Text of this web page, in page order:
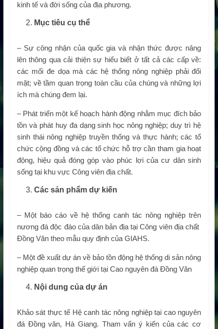
kinh tế và đời sống của địa phương.
Mục tiêu cụ thể
– Sự công nhận của quốc gia và nhận thức được nâng
lên thông qua cải thiện sự hiểu biết ở tất cả các cấp về:
các mối đe dọa mà các hệ thống nông nghiệp phải đối
mặt; về tầm quan trọng toàn cầu của chúng và những lợi
ích mà chúng đem lại.
– Phát triển một kế hoạch hành động nhằm mục đích bảo
tồn và phát huy đa dạng sinh học nông nghiệp; duy trì hệ
sinh thái nông nghiệp truyền thống và thực hành; các tổ
chức cộng đồng và các tổ chức hỗ trợ cần tham gia hoạt
động, hiệu quả đóng góp vào phúc lợi của cư dân sinh
sống tại khu vực Công viên địa chất.
Các sản phẩm dự kiến
– Một báo cáo về hệ thống canh tác nông nghiệp trên
nương đá độc đáo của dân bản địa tại Công viên địa chất
Đồng Văn theo mẫu quy định của GIAHS.
– Một đề xuất dự án về bảo tồn động hệ thống di sản nông
nghiệp quan trọng thế giới tại Cao nguyên đá Đồng Văn
Nội dung của dự án
Khảo sát thực tế Hệ canh tác nông nghiệp tại cao nguyên
đá Đồng văn, Hà Giang. Tham vấn ý kiến của các cơ